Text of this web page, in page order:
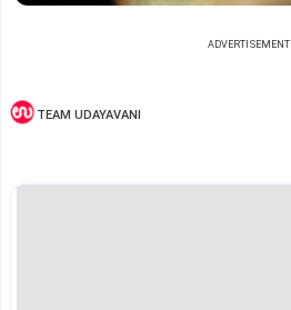
ADVERTISEMENT
TEAM UDAYAVANI